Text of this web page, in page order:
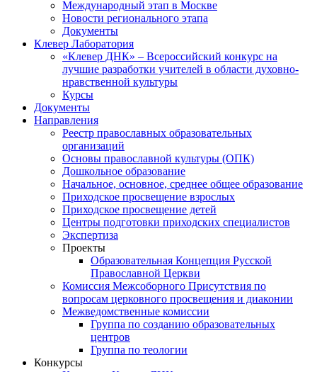
Международный этап в Москве
Новости регионального этапа
Документы
Клевер Лаборатория
«Клевер ДНК» – Всероссийский конкурс на
лучшие разработки учителей в области духовно-
нравственной культуры
Курсы
Документы
Направления
Реестр православных образовательных
организаций
Основы православной культуры (ОПК)
Дошкольное образование
Начальное, основное, среднее общее образование
Приходское просвещение взрослых
Приходское просвещение детей
Центры подготовки приходских специалистов
Экспертиза
Проекты
Образовательная Концепция Русской
Православной Церкви
Комиссия Межсоборного Присутствия по
вопросам церковного просвещения и диаконии
Межведомственные комиссии
Группа по созданию образовательных
центров
Группа по теологии
Конкурсы